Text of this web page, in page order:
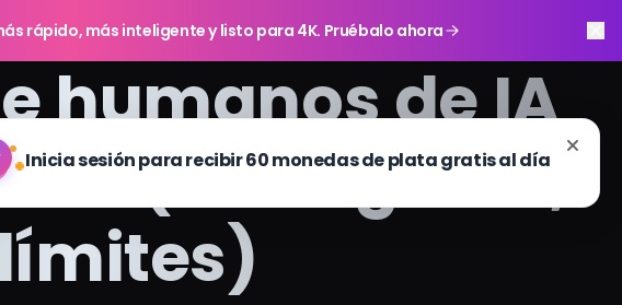
rápido, más inteligente y listo para 4K. Pruébalo ahora
humanos de IA
(sin registro,